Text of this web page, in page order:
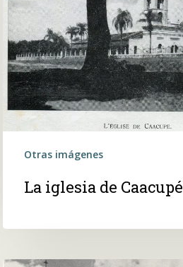
Otras imágenes
La iglesia de Caacupé